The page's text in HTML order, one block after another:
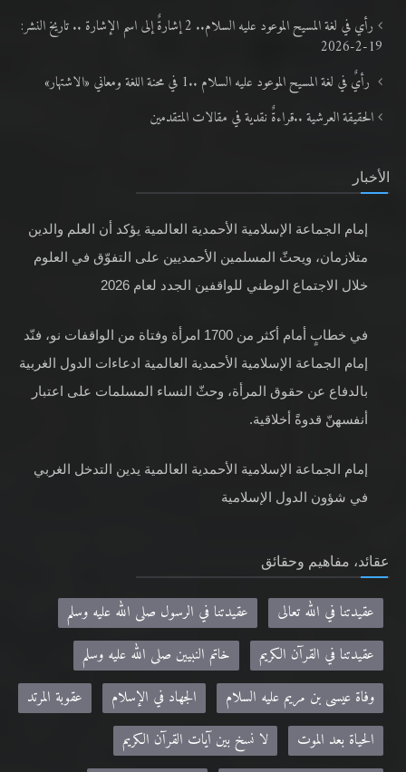
رأيٌ في لغة المسيح الموعود عليه السلام ..1 في محنة اللغة ومعاني «الاشتهار»
الحقيقة العرشية ..قراءةٌ نقدية في مقالات المتقدمين
إمام الجماعة الإسلامية الأحمدية العالمية يؤكد أن العلم والدين
متلازمان، ويحثّ المسلمين الأحمديين على التفوّق في العلوم
في خطابٍ أمام أكثر من 1700 امرأة وفتاة من الواقفات نو، فنّد
إمام الجماعة الإسلامية الأحمدية العالمية ادعاءات الدول الغربية
بالدفاع عن حقوق المرأة، وحثّ النساء المسلمات على اعتبار
إمام الجماعة الإسلامية الأحمدية العالمية يدين التدخل الغربي
عقيدتنا في الله تعالى
عقيدتنا في الرسول صلى الله عليه وسلم
عقيدتنا في القرآن الكريم
خاتم النبيين صلى الله عليه وسلم
وفاة عيسى بن مريم عليه السلام
الجهاد في الإسلام
الحياة بعد الموت
لا نسخ بين آيات القرآن الكريم
مفهومنا للإسلام وتعريفنا للمسلم
حقيقة المسيح الدجال